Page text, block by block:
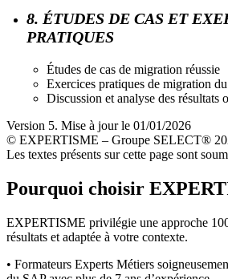
8. ÉTUDES DE CAS ET
PRATIQUES
Études de cas de migration réussie
Exercices pratiques de migration
Discussion et analyse des résultats
Version 5. Mise à jour le 01/01/2026
© EXPERTISME – Groupe SELECT®
Les textes présents sur cette page sont
Pourquoi choisir
EXPERTISME privilégie une approche
résultats et adaptée à votre contexte.
• Formateurs Experts Métiers